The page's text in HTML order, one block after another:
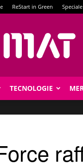
ReStart in Green
TECNOLOGIE